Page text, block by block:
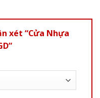
xét “Cửa Nhựa